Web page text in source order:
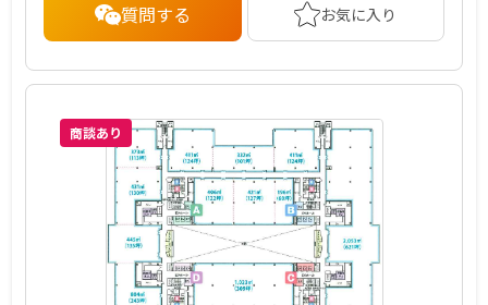
質問する お気に入り
商談あり